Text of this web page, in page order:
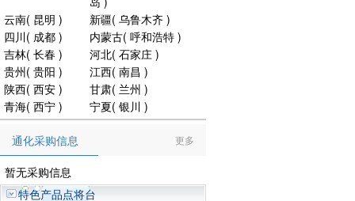
云南( 昆明 ) 新疆( 乌鲁木齐 )
四川( 成都 ) 内蒙古( 呼和浩特 )
吉林( 长春 ) 河北( 石家庄 )
贵州( 贵阳 ) 江西( 南昌 )
陕西( 西安 ) 甘肃( 兰州 )
青海( 西宁 ) 宁夏( 银川 )
更多
通化采购信息
暂无采购信息
特色产品点将台